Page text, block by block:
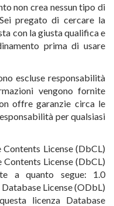
non crea nessun tipo di
pregato di cercare la
con la giusta qualifica e
prima di usare
escluse responsabilità
vengono fornite
offre garanzie circa le
per qualsiasi
License (DbCL)
License (DbCL)
a quanto segue: 1.0
License (ODbL)
licenza Database